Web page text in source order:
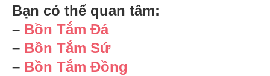
Bạn có thể quan tâm:
– Bồn Tắm Đá
– Bồn Tắm Sứ
– Bồn Tắm Đồng